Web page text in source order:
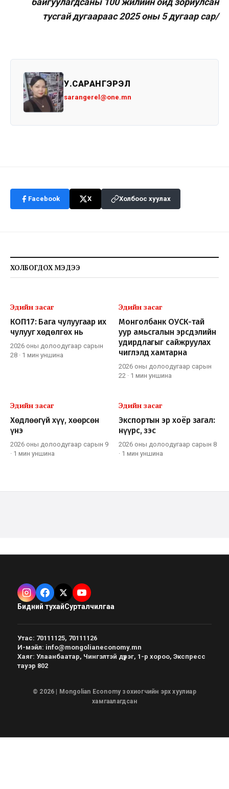
тусгай дугаараас 2025 оны 5 дугаар сар/
У.САРАНГЭРЭЛ
sarangerel@one.mn
Facebook X Холбоос хуулах
ХОЛБОГДОХ МЭДЭЭ
Эдийн засаг
КОП17: Бага чулуугаар их
чулууг хөдөлгөх нь
2026 оны долоодугаар сарын
28 · 1 мин уншина
Эдийн засаг
Монголбанк ОУСК-тай
уур амьсгалын эрсдэлийн
удирдлагыг сайжруулах
чиглэлд хамтарна
2026 оны долоодугаар сарын
22 · 1 мин уншина
Эдийн засаг
Хөдлөөгүй хүү, хөөрсөн
үнэ
2026 оны долоодугаар сарын 9
· 1 мин уншина
Эдийн засаг
Экспортын эр хоёр загал:
нүүрс, зэс
2026 оны долоодугаар сарын 8
· 1 мин уншина
Бидний тухайСурталчилгаа
Утас: 70111125, 70111126
И-мэйл: info@mongolianeconomy.mn
Хаяг: Улаанбаатар, Чингэлтэй дүүрэг, 1-р хороо, Экспресс
тауэр 802
© 2026 | Mongolian Economy зохиогчийн эрх хуулиар
хамгаалагдсан